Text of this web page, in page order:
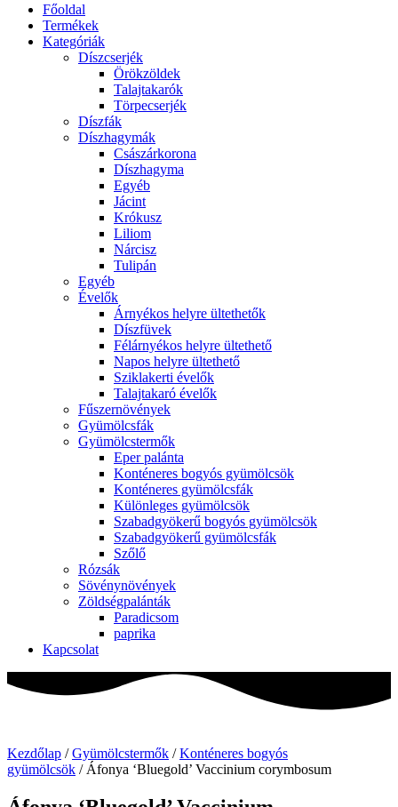
Főoldal
Termékek
Kategóriák
Díszcserjék
Örökzöldek
Talajtakarók
Törpecserjék
Díszfák
Díszhagymák
Császárkorona
Díszhagyma
Egyéb
Jácint
Krókusz
Liliom
Nárcisz
Tulipán
Egyéb
Évelők
Árnyékos helyre ültethetők
Díszfüvek
Félárnyékos helyre ültethető
Napos helyre ültethető
Sziklakerti évelők
Talajtakaró évelők
Fűszernövények
Gyümölcsfák
Gyümölcstermők
Eper palánta
Konténeres bogyós gyümölcsök
Konténeres gyümölcsfák
Különleges gyümölcsök
Szabadgyökerű bogyós gyümölcsök
Szabadgyökerű gyümölcsfák
Szőlő
Rózsák
Sövénynövények
Zöldségpalánták
Paradicsom
paprika
Kapcsolat
Kezdőlap /Gyümölcstermők /Konténeres bogyós
gyümölcsök / Áfonya ‘Bluegold’ Vaccinium corymbosum